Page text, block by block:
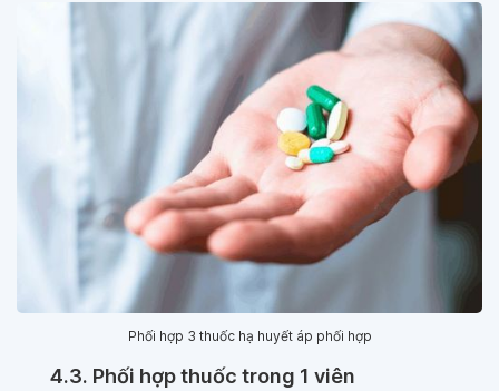
Phối hợp 3 thuốc hạ huyết áp phối hợp
4.3. Phối hợp thuốc trong 1 viên